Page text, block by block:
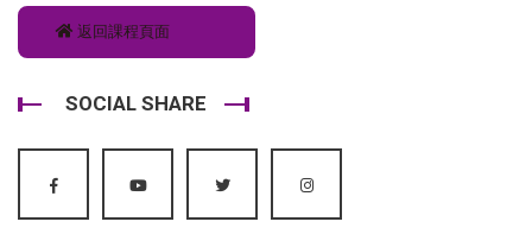
返回課程頁面
SOCIAL SHARE